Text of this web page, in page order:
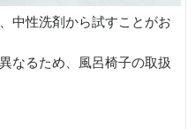
中性洗剤から試すことがお
なるため、風呂椅子の取扱